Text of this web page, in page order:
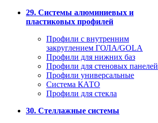
29. Системы алюминиевых и
пластиковых профилей
Профили с внутренним
закруглением ГОЛА/GOLA
Профили для нижних баз
Профили для стеновых панелей
Профили универсальные
Система КАТО
Профили для стекла
30. Стеллажные системы